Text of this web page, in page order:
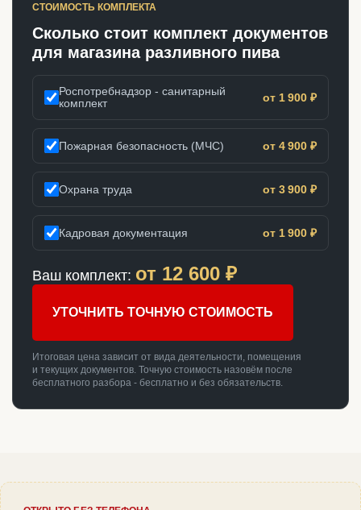
СТОИМОСТЬ КОМПЛЕКТА
Сколько стоит комплект документов
для магазина разливного пива
Роспотребнадзор - санитарный
комплект
от 1 900 ₽
Пожарная безопасность (МЧС) от 4 900 ₽
Охрана труда от 3 900 ₽
Кадровая документация от 1 900 ₽
Ваш комплект: от 12 600 ₽
УТОЧНИТЬ ТОЧНУЮ СТОИМОСТЬ
Итоговая цена зависит от вида деятельности, помещения
и текущих документов. Точную стоимость назовём после
бесплатного разбора - бесплатно и без обязательств.